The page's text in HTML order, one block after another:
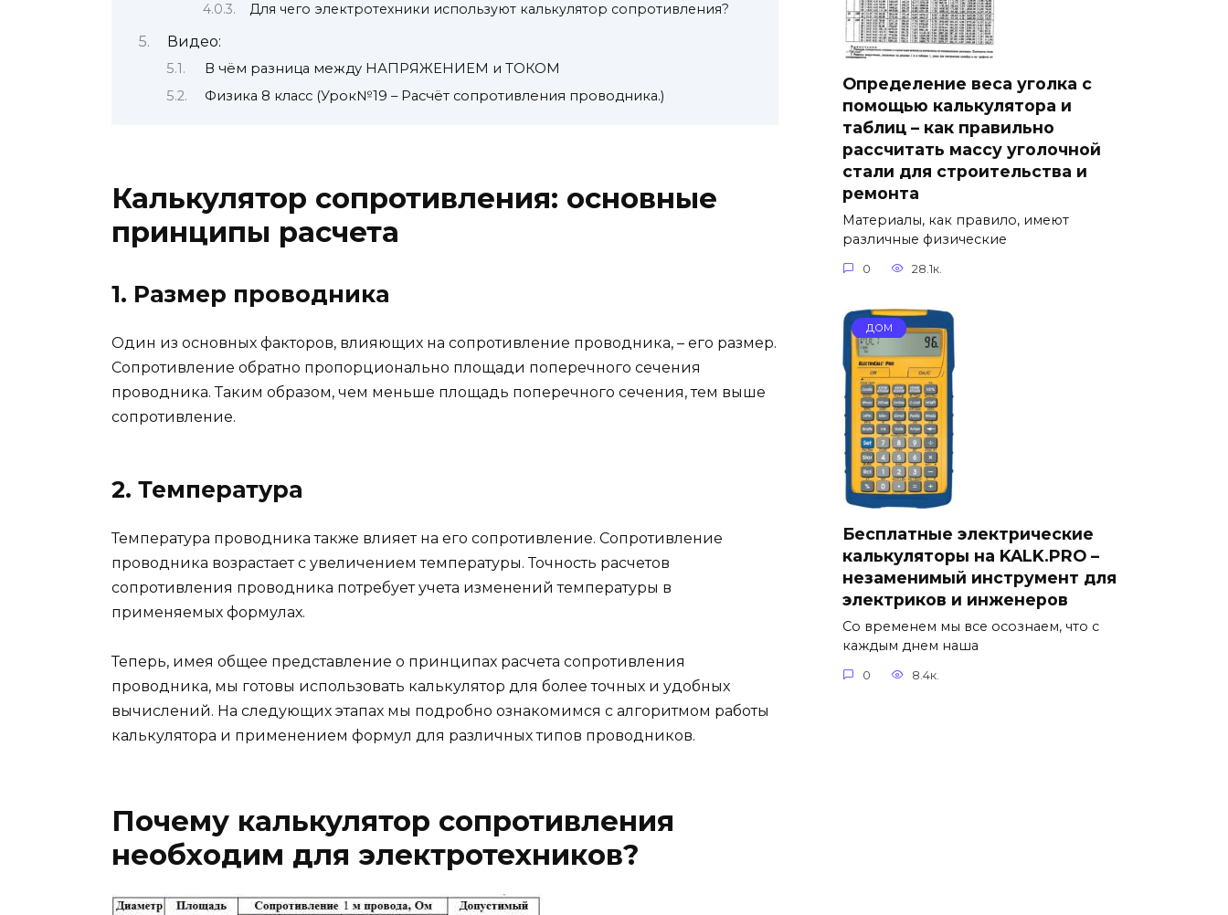
Для чего электротехники используют калькулятор сопротивления?
Видео:
В чём разница между НАПРЯЖЕНИЕМ и ТОКОМ
Физика 8 класс (Урок№19 – Расчёт сопротивления проводника.)
Калькулятор сопротивления: основные
принципы расчета
1. Размер проводника
Один из основных факторов, влияющих на сопротивление проводника, – его размер.
Сопротивление обратно пропорционально площади поперечного сечения
проводника. Таким образом, чем меньше площадь поперечного сечения, тем выше
сопротивление.
2. Температура
Температура проводника также влияет на его сопротивление. Сопротивление
проводника возрастает с увеличением температуры. Точность расчетов
сопротивления проводника потребует учета изменений температуры в
применяемых формулах.
Теперь, имея общее представление о принципах расчета сопротивления
проводника, мы готовы использовать калькулятор для более точных и удобных
вычислений. На следующих этапах мы подробно ознакомимся с алгоритмом работы
калькулятора и применением формул для различных типов проводников.
Почему калькулятор сопротивления
необходим для электротехников?
Определение веса уголка с
помощью калькулятора и
таблиц – как правильно
рассчитать массу уголочной
стали для строительства и
ремонта
Материалы, как правило, имеют
различные физические
0 28.1к.
ДОМ
Бесплатные электрические
калькуляторы на KALK.PRO –
незаменимый инструмент для
электриков и инженеров
Со временем мы все осознаем, что с
каждым днем наша
0 8.4к.